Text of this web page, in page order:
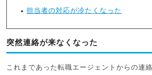
担当者の対応が冷たくなった
突然連絡が来なくなった
これまであった転職エージェントからの連